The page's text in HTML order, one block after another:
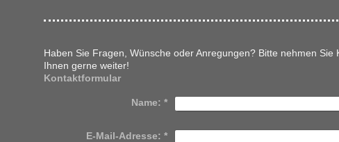
Haben Sie Fragen, Wünsche oder Anregungen? Bitte nehmen Sie
Ihnen gerne weiter!
Kontaktformular
Name: *
E-Mail-Adresse: *